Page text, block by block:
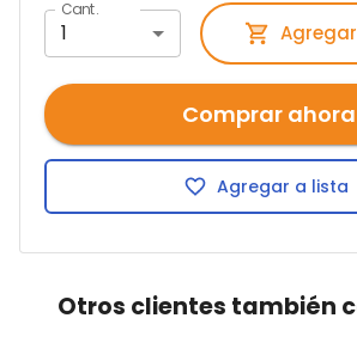
Cant.
1
Comprar ahora
Agregar a lista
Otros clientes también